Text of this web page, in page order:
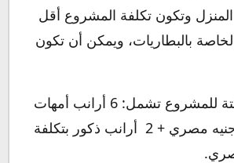
وتكون تكلفة المشروع أقل
بالبطاريات، ويمكن أن تكون
التكاليف الثابتة للمشروع تشمل: 6 أرانب أمهات
بتكلفة 600 جنيه مصري + 2 أرانب ذكور بتكلفة